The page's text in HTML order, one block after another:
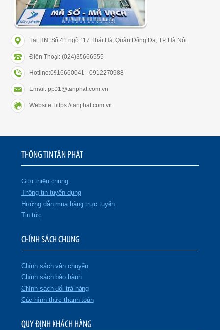
Tại HN: Số 41 ngõ 117 Thái Hà, Quận Đống Đa, TP. Hà Nội
Điện Thoại: (024)35666555
Hotline:0916660041 - 0912270988
Email: pp01@tanphat.com.vn
Website: https://tanphat.com.vn
THÔNG TIN TÂN PHÁT
Giới thiệu chung
Thông tin tuyển dụng
Hướng dẫn mua hàng trực tuyến
Tin tức
CHÍNH SÁCH CHUNG
Chính sách vận chuyển
Chính sách bảo hành
Chính sách đổi trả hàng
Các hình thức thanh toán
QUY ĐỊNH KHÁCH HÀNG